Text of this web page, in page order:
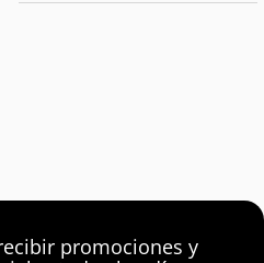
promociones y